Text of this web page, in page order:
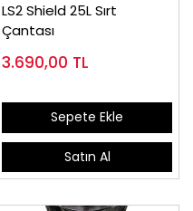
LS2 Shield 25L Sırt
Çantası
3.690,00 TL
Sepete Ekle
Satın Al